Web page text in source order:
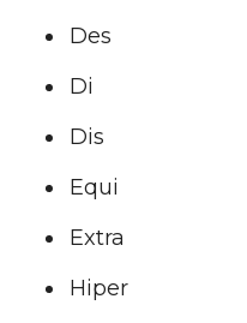
Des
Di
Dis
Equi
Extra
Hiper